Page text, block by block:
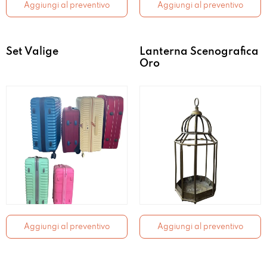
Aggiungi al preventivo Aggiungi al preventivo
Set Valige
Aggiungi al preventivo
Lanterna Scenografica
Oro
Aggiungi al preventivo